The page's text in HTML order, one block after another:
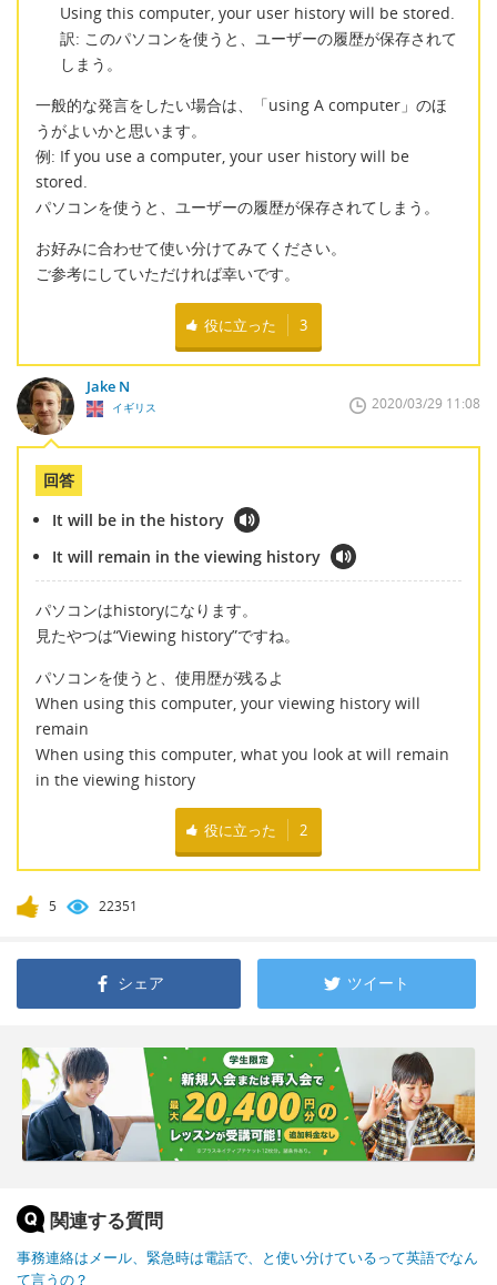
Using this computer, your user history will be stored.
訳: このパソコンを使うと、ユーザーの履歴が保存されて
しまう。
一般的な発言をしたい場合は、「using A computer」のほ
うがよいかと思います。
例: If you use a computer, your user history will be
stored.
パソコンを使うと、ユーザーの履歴が保存されてしまう。
お好みに合わせて使い分けてみてください。
ご参考にしていただければ幸いです。
役に立った 3
Jake N
イギリス 2020/03/29 11:08
回答
It will be in the history
It will remain in the viewing history
パソコンはhistoryになります。
見たやつは“Viewing history”ですね。
パソコンを使うと、使用歴が残るよ
When using this computer, your viewing history will
remain
When using this computer, what you look at will remain
in the viewing history
役に立った 2
5 22351
シェア ツイート
関連する質問
事務連絡はメール、緊急時は電話で、と使い分けているって英語でなん
て言うの？